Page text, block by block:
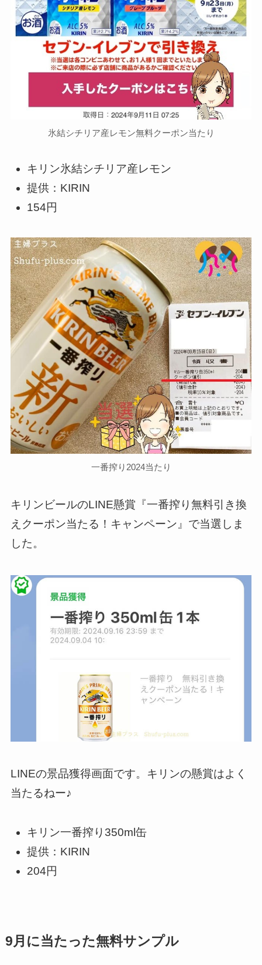
氷結シチリア産レモン無料クーポン当たり
キリン氷結シチリア産レモン
提供：KIRIN
154円
一番搾り2024当たり
キリンビールのLINE懸賞『一番搾り無料引き換
えクーポン当たる！キャンペーン』で当選しま
した。
LINEの景品獲得画面です。キリンの懸賞はよく
当たるねー♪
キリン一番搾り350ml缶
提供：KIRIN
204円
9月に当たった無料サンプル